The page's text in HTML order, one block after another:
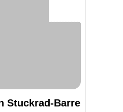
Stuckrad-Barre